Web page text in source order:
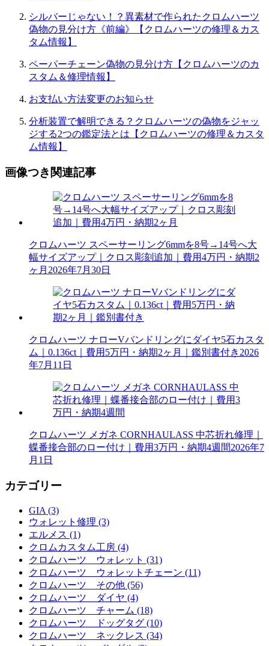
シルバーじゃない！？異素材で作られたクロムハーツ
偽物の見分け方《前編》【クロムハーツの修理＆カス
タム情報】
ペーパーチェーン偽物の見分け方【クロムハーツのカ
スタム＆修理情報】
お支払い方法変更のお知らせ
分析装置で解明できる？クロムハーツの偽物をジャッ
ジする2つの鑑定法とは【クロムハーツの修理＆カスタ
ム情報】
画像つき関連記事
クロムハーツ スペーサーリング6mmを8号→14号へ大
幅サイズアップ｜クロス彫刻追加｜費用4万円・納期2
ヶ月 2026年7月30日
クロムハーツ ナローVバンドリングにダイヤ5石カスタ
ム｜0.136ct｜費用5万円・納期2ヶ月｜鑑別書付き 2026
年7月11日
クロムハーツ メガネ CORNHAULASS 中芯折れ修理｜
蝶番接合部のロー付け｜費用3万円・納期4週間2026年7
月1日
カテゴリー
GIA (3)
ウォレット修理 (3)
エルメス (1)
クロムカスタム工房 (4)
クロムハーツ ウォレット (31)
クロムハーツ ウォレットチェーン (11)
クロムハーツ その他 (56)
クロムハーツ ダイヤ (4)
クロムハーツ チャーム (18)
クロムハーツ ドッグタグ (10)
クロムハーツ ネックレス (34)